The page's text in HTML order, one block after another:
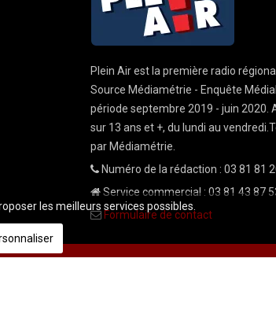
Plein Air est la première radio
Source Médiamétrie - Enquête
période septembre 2019 - juin 2020.
sur 13 ans et +, du lundi au
par Médiamétrie.
Numéro de la rédaction : 03 81 81
Service commercial : 03 81 43 87
Formulaire de contact
les meilleurs services possibles.